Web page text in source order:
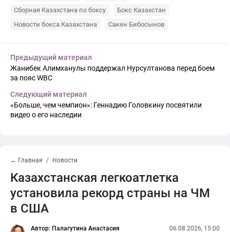
Сборная Казахстана по боксу
Бокс Казахстан
Новости бокса Казахстана
Сакен Бибосынов
Предыдущий материал
Жанибек Алимханулы поддержал Нурсултанова перед боем
за пояс WBC
Следующий материал
«Больше, чем чемпион»: Геннадию Головкину посвятили
видео о его наследии
← Главная Новости
Казахстанская легкоатлетка
установила рекорд страны на ЧМ
в США
Автор: Палагутина Анастасия 06.08.2026, 15:00